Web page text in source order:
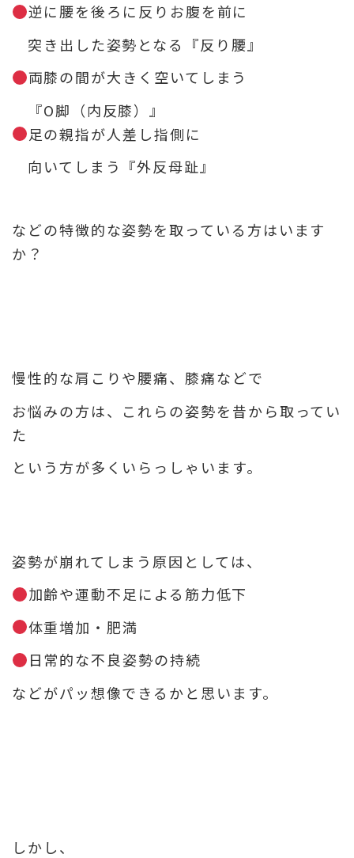
逆に腰を後ろに反りお腹を前に
突き出した姿勢となる『反り腰』
両膝の間が大きく空いてしまう
『O脚（内反膝）』
足の親指が人差し指側に
向いてしまう『外反母趾』
などの特徴的な姿勢を取っている方はいます
か？
慢性的な肩こりや腰痛、膝痛などで
お悩みの方は、これらの姿勢を昔から取ってい
た
という方が多くいらっしゃいます。
姿勢が崩れてしまう原因としては、
加齢や運動不足による筋力低下
体重増加・肥満
日常的な不良姿勢の持続
などがパッ想像できるかと思います。
しかし、